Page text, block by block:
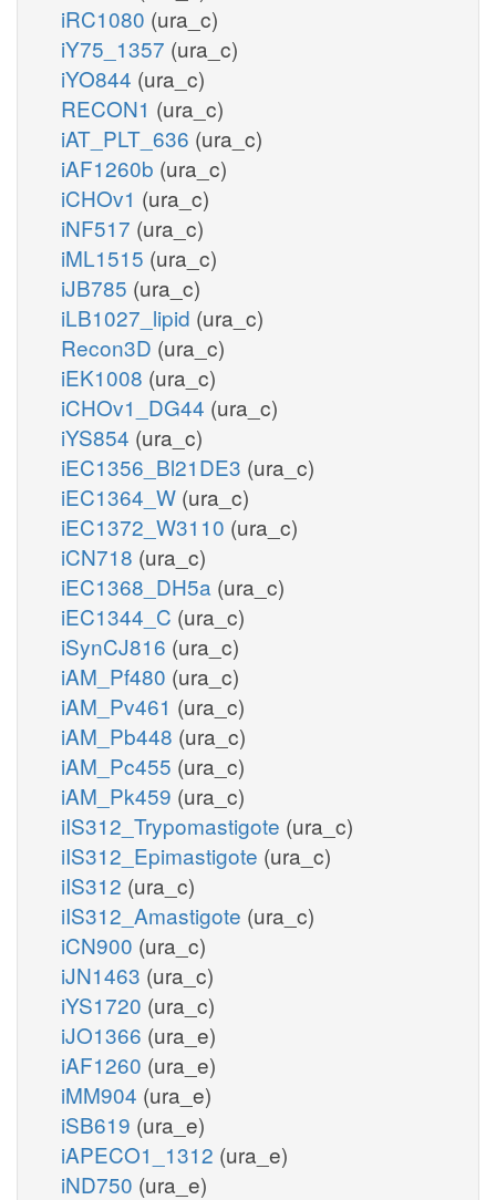
iRC1080 (ura_c)
iY75_1357 (ura_c)
iYO844 (ura_c)
RECON1 (ura_c)
iAT_PLT_636 (ura_c)
iAF1260b (ura_c)
iCHOv1 (ura_c)
iNF517 (ura_c)
iML1515 (ura_c)
iJB785 (ura_c)
iLB1027_lipid (ura_c)
Recon3D (ura_c)
iEK1008 (ura_c)
iCHOv1_DG44 (ura_c)
iYS854 (ura_c)
iEC1356_Bl21DE3 (ura_c)
iEC1364_W (ura_c)
iEC1372_W3110 (ura_c)
iCN718 (ura_c)
iEC1368_DH5a (ura_c)
iEC1344_C (ura_c)
iSynCJ816 (ura_c)
iAM_Pf480 (ura_c)
iAM_Pv461 (ura_c)
iAM_Pb448 (ura_c)
iAM_Pc455 (ura_c)
iAM_Pk459 (ura_c)
iIS312_Trypomastigote (ura_c)
iIS312_Epimastigote (ura_c)
iIS312 (ura_c)
iIS312_Amastigote (ura_c)
iCN900 (ura_c)
iJN1463 (ura_c)
iYS1720 (ura_c)
iJO1366 (ura_e)
iAF1260 (ura_e)
iMM904 (ura_e)
iSB619 (ura_e)
iAPECO1_1312 (ura_e)
iND750 (ura_e)